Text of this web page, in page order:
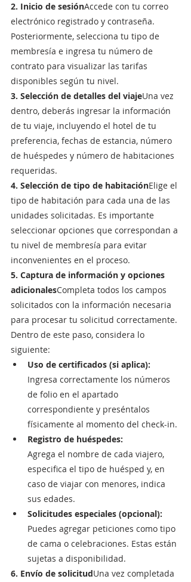
2. Inicio de sesiónAccede con tu correo
electrónico registrado y contraseña.
Posteriormente, selecciona tu tipo de
membresía e ingresa tu número de
contrato para visualizar las tarifas
disponibles según tu nivel.
3. Selección de detalles del viajeUna vez
dentro, deberás ingresar la información
de tu viaje, incluyendo el hotel de tu
preferencia, fechas de estancia, número
de huéspedes y número de habitaciones
requeridas.
4. Selección de tipo de habitaciónElige el
tipo de habitación para cada una de las
unidades solicitadas. Es importante
seleccionar opciones que correspondan a
tu nivel de membresía para evitar
inconvenientes en el proceso.
5. Captura de información y opciones
adicionalesCompleta todos los campos
solicitados con la información necesaria
para procesar tu solicitud correctamente.
Dentro de este paso, considera lo
siguiente:
Uso de certificados (si aplica):
Ingresa correctamente los números
de folio en el apartado
correspondiente y preséntalos
físicamente al momento del check-in.
Registro de huéspedes:
Agrega el nombre de cada viajero,
especifica el tipo de huésped y, en
caso de viajar con menores, indica
sus edades.
Solicitudes especiales (opcional):
Puedes agregar peticiones como tipo
de cama o celebraciones. Estas están
sujetas a disponibilidad.
6. Envío de solicitudUna vez completada